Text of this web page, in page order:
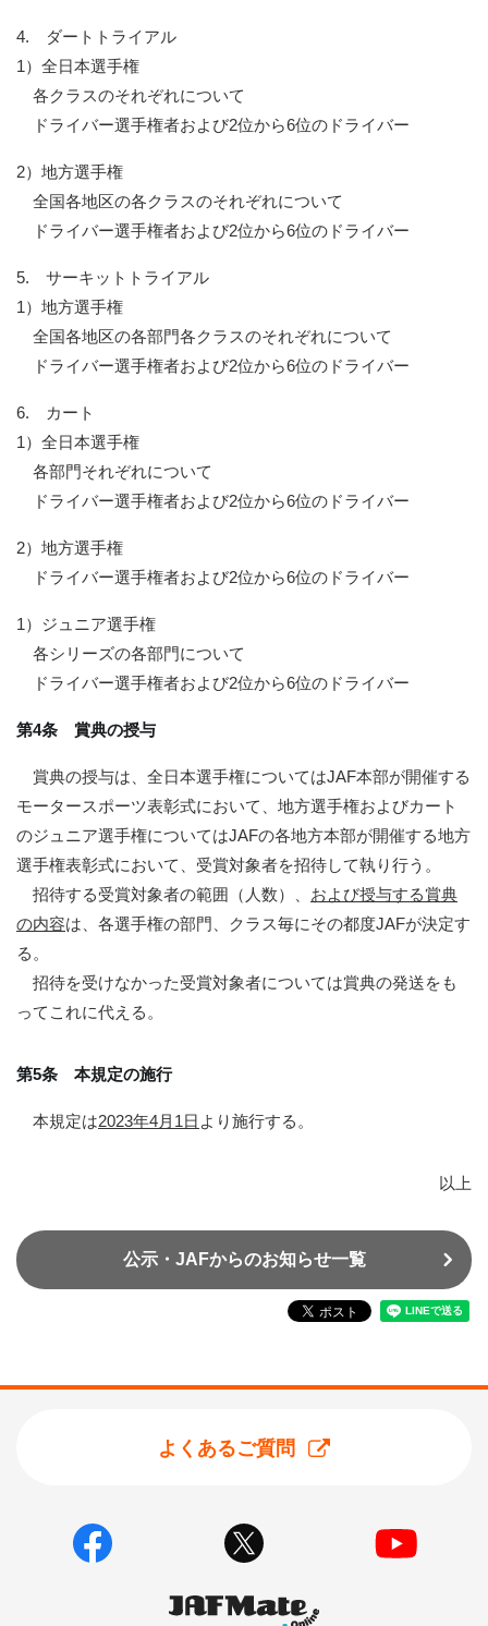
4. ダートトライアル
1） 全日本選手権
各クラスのそれぞれについて
ドライバー選手権者および2位から6位のドライバー
2） 地方選手権
全国各地区の各クラスのそれぞれについて
ドライバー選手権者および2位から6位のドライバー
5. サーキットトライアル
1） 地方選手権
全国各地区の各部門各クラスのそれぞれについて
ドライバー選手権者および2位から6位のドライバー
6. カート
1） 全日本選手権
各部門それぞれについて
ドライバー選手権者および2位から6位のドライバー
2） 地方選手権
ドライバー選手権者および2位から6位のドライバー
1） ジュニア選手権
各シリーズの各部門について
ドライバー選手権者および2位から6位のドライバー
第4条 賞典の授与
賞典の授与は、全日本選手権についてはJAF本部が開催する
モータースポーツ表彰式において、地方選手権およびカート
のジュニア選手権についてはJAFの各地方本部が開催する地方
選手権表彰式において、受賞対象者を招待して執り行う。
招待する受賞対象者の範囲（人数）、 および授与する賞典
の内容は、各選手権の部門、クラス毎にその都度JAFが決定す
る。
招待を受けなかった受賞対象者については賞典の発送をも
ってこれに代える。
第5条 本規定の施行
本規定は2023年4月1日 より施行する。
以上
公示・JAFからのお知らせ一覧
よくあるご質問